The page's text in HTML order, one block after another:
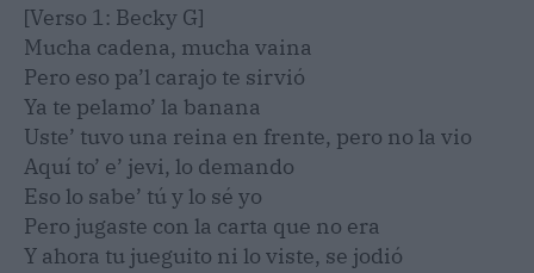
[Verso 1: Becky G]
Mucha cadena, mucha vaina
Pero eso pa’l carajo te sirvió
Ya te pelamo’ la banana
Uste’ tuvo una reina en frente, pero no la vio
Aquí to’ e’ jevi, lo demando
Eso lo sabe’ tú y lo sé yo
Pero jugaste con la carta que no era
Y ahora tu jueguito ni lo viste, se jodió